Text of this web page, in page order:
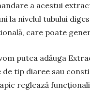
a acestui
la nivelul tubului
care poate
putea adăuga
tip diaree sau
reglează